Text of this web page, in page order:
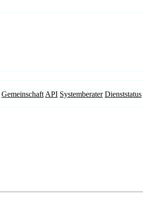
Gemeinschaft API Systemberater Dienststatus